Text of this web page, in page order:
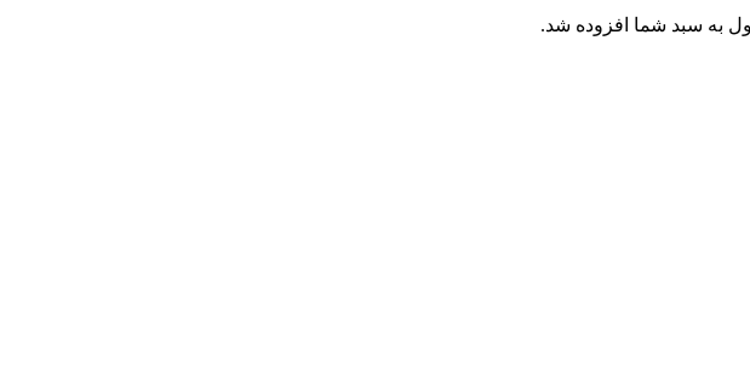
به سبد شما افزوده شد.